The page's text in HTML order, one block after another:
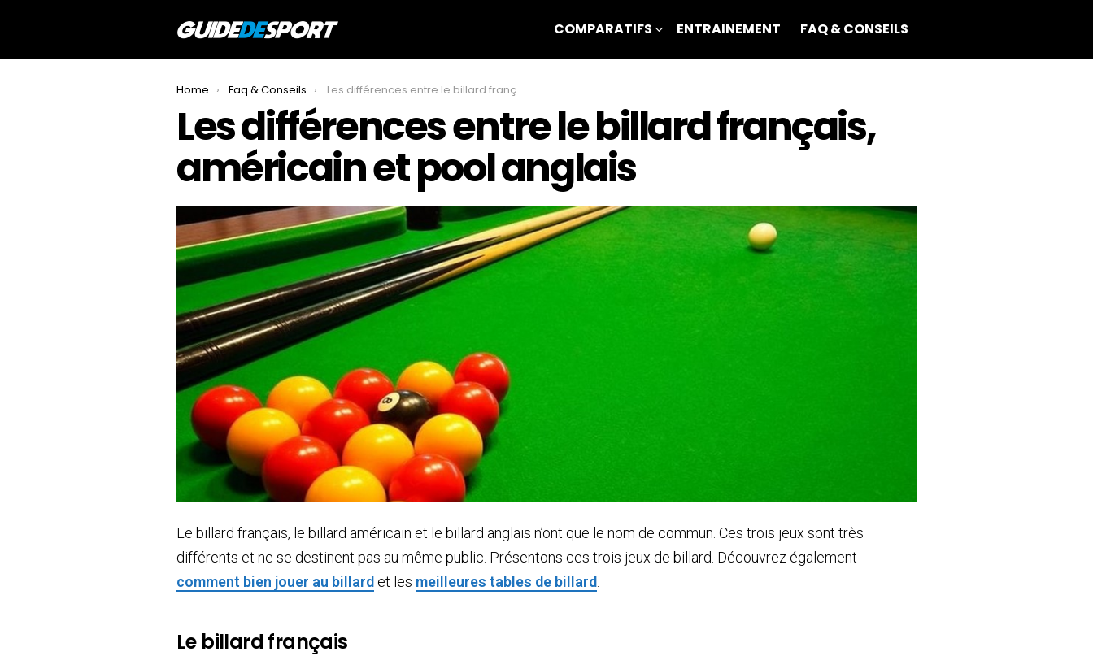
COMPARATIFS ENTRAINEMENT FAQ & CONSEILS
You are here:
Home Faq & Conseils Les différences entre le billard français, américain et pool anglais
Les différences entre le billard français,
américain et pool anglais
Le billard français, le billard américain et le billard anglais n’ont que le nom de commun. Ces trois jeux sont très
différents et ne se destinent pas au même public. Présentons ces trois jeux de billard. Découvrez également
comment bien jouer au billard et les meilleures tables de billard
Le billard français